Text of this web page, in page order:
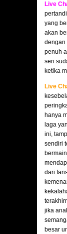
Live
yang
akan
dengan
penuh
seri
ketika
Live
hanya
laga
ini,
sendiri
dari
jika
besar